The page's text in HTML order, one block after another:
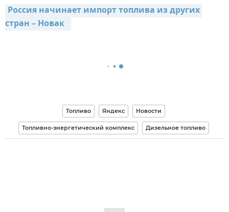
Россия начинает импорт топлива из других
стран – Новак
Топливо Яндекс Новости
Топливно-энергетический комплекс Дизельное топливо